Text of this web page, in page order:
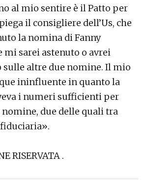
al mio sentire è il Patto per
il consigliere dell’Us, che
la nomina di Fanny
mi sarei astenuto o avrei
altre due nomine. Il mio
ininfluente in quanto la
i numeri sufficienti per
due delle quali tra
RISERVATA .